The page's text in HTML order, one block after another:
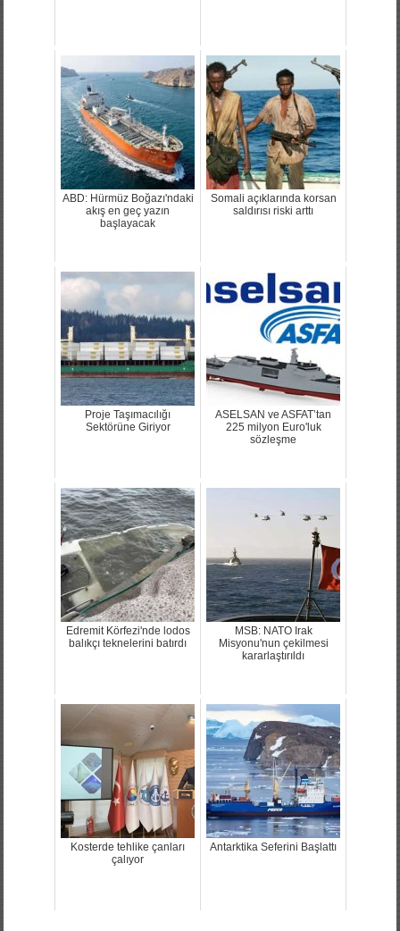
ABD: Hürmüz Boğazı'ndaki
akış en geç yazın
başlayacak
Somali açıklarında korsan
saldırısı riski arttı
Proje Taşımacılığı
Sektörüne Giriyor
ASELSAN ve ASFAT’tan
225 milyon Euro'luk
sözleşme
Edremit Körfezi'nde lodos
balıkçı teknelerini batırdı
MSB: NATO Irak
Misyonu'nun çekilmesi
kararlaştırıldı
Kosterde tehlike çanları
çalıyor
Antarktika Seferini Başlattı